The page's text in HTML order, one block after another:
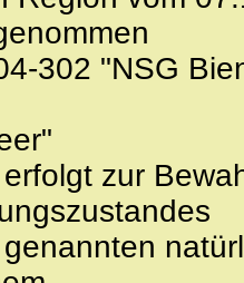
302 "NSG
zur